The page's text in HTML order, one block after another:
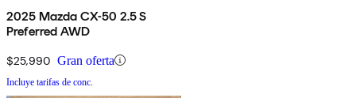
2025 Mazda CX-50 2.5 S
Preferred AWD
$25,990 Gran oferta
Incluye tarifas de conc.